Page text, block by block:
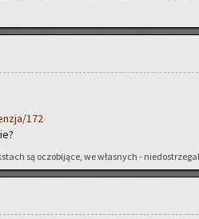
172
są oczo­bi­ją­ce, we wła­snych -